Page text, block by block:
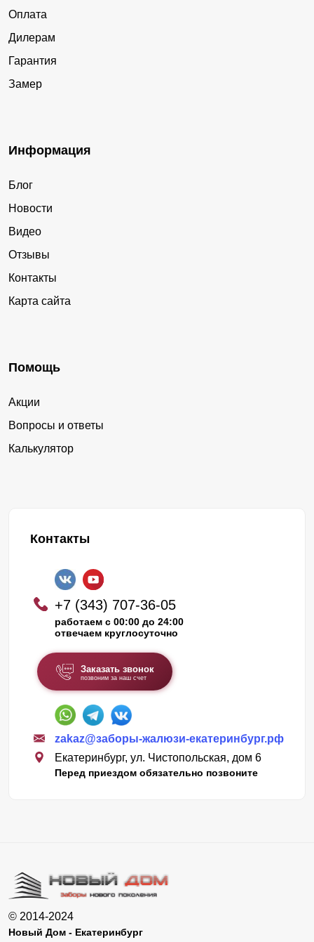
Оплата
Дилерам
Гарантия
Замер
Информация
Блог
Новости
Видео
Отзывы
Контакты
Карта сайта
Помощь
Акции
Вопросы и ответы
Калькулятор
Контакты
+7 (343) 707-36-05
работаем с 00:00 до 24:00
отвечаем круглосуточно
Заказать звонок
позвоним за наш счет
zakaz@заборы-жалюзи-екатеринбург.рф
Екатеринбург, ул. Чистопольская, дом 6
Перед приездом обязательно позвоните
© 2014-2024
Новый Дом - Екатеринбург